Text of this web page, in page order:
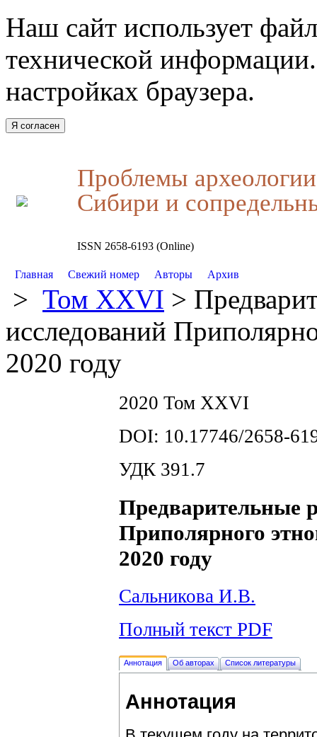
Наш сайт использует
технической
настройках браузера.
Я согласен
Проблемы
Сибири и
ISSN 2658-6193 (Online)
Главная Свежий номер Авторы Архив
> Том XXVI >
исследований
2020 году
2020 Том XXVI
DOI: 10.17746/2658-
УДК 391.7
Предварительные
Приполярного
2020 году
Сальникова И.В.
Полный текст PDF
Аннотация Об авторах Список литературы
Аннотация